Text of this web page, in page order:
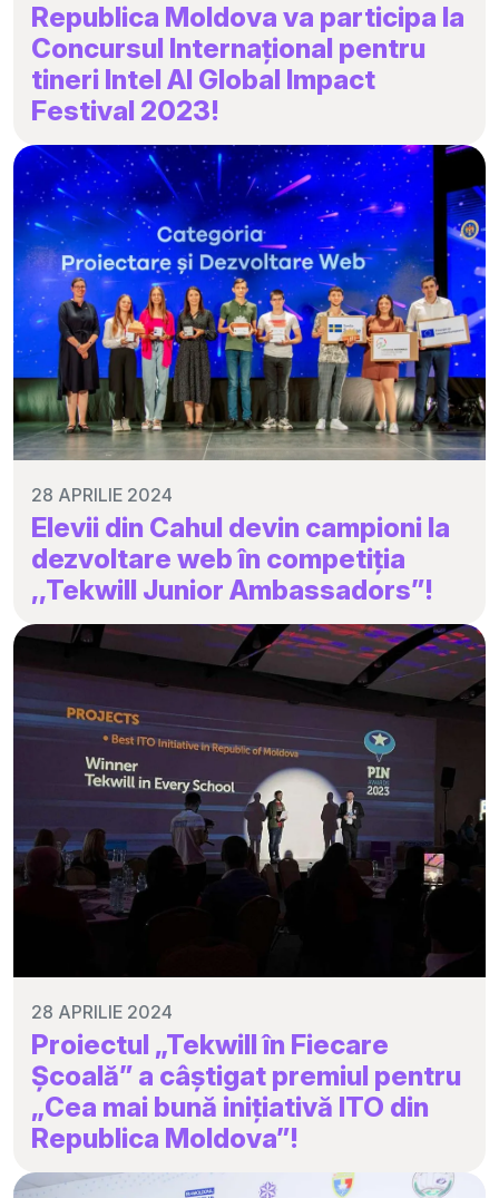
Republica Moldova va participa la
Concursul Internațional pentru
tineri Intel AI Global Impact
Festival 2023!
28 APRILIE 2024
Elevii din Cahul devin campioni la
dezvoltare web în competiția
,,Tekwill Junior Ambassadors”!
28 APRILIE 2024
Proiectul „Tekwill în Fiecare
Școală” a câștigat premiul pentru
„Cea mai bună inițiativă ITO din
Republica Moldova”!